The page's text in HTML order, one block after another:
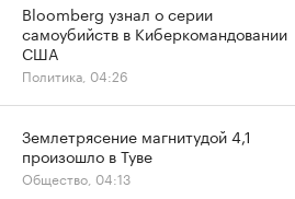
Bloomberg узнал о серии
самоубийств в Киберкомандовании
США
Политика, 04:26
Землетрясение магнитудой 4,1
произошло в Туве
Общество, 04:13